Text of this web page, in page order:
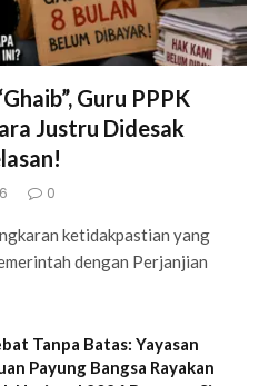
Guru PPPK
Justru Didesak
0
ketidakpastian yang
dengan Perjanjian
Tanpa Batas: Yayasan
Payung Bangsa Rayakan